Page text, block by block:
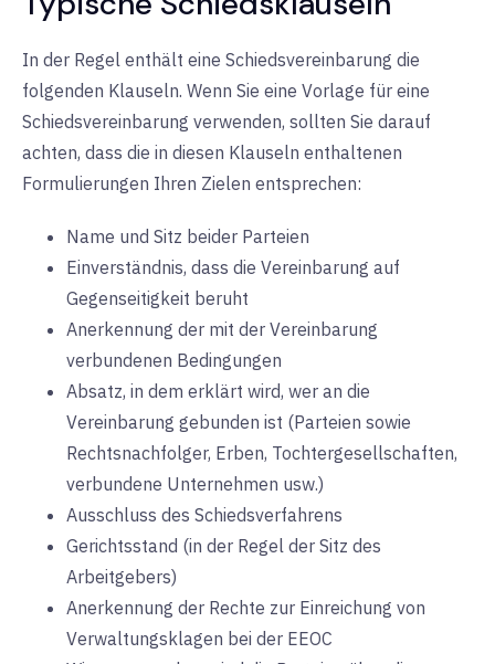
In der Regel enthält eine Schiedsvereinbarung die
folgenden Klauseln. Wenn Sie eine Vorlage für eine
Schiedsvereinbarung verwenden, sollten Sie darauf
achten, dass die in diesen Klauseln enthaltenen
Formulierungen Ihren Zielen entsprechen:
Name und Sitz beider Parteien
Einverständnis, dass die Vereinbarung auf
Gegenseitigkeit beruht
Anerkennung der mit der Vereinbarung
verbundenen Bedingungen
Absatz, in dem erklärt wird, wer an die
Vereinbarung gebunden ist (Parteien sowie
Rechtsnachfolger, Erben, Tochtergesellschaften,
verbundene Unternehmen usw.)
Ausschluss des Schiedsverfahrens
Gerichtsstand (in der Regel der Sitz des
Arbeitgebers)
Anerkennung der Rechte zur Einreichung von
Verwaltungsklagen bei der EEOC